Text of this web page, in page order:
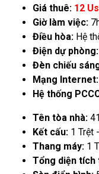
Giá thuê: 12
Giờ làm việc:
Điều hòa: Hệ
Điện dự phòng:
Đèn chiếu
Mạng Internet:
Hệ thống
Tên tòa nhà:
Kết cấu: 1 Trệt
Thang máy: 1
Tổng diện tích